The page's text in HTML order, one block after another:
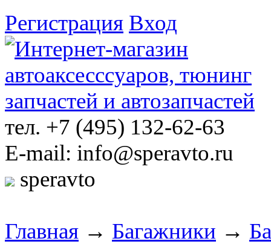
Регистрация Вход
тел. +7 (495) 132-62-63
E-mail: info@speravto.ru
speravto
Главная → Багажники →